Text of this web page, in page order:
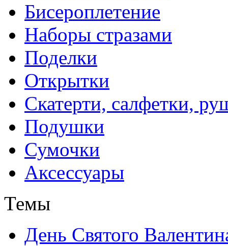
Бисероплетение
Наборы стразами
Поделки
Открытки
Скатерти, салфетки,
Подушки
Сумочки
Аксессуары
Темы
День Святого